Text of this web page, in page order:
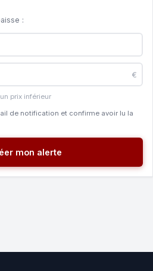
:
€
prix inférieur
de notification et confirme avoir lu la
mon alerte